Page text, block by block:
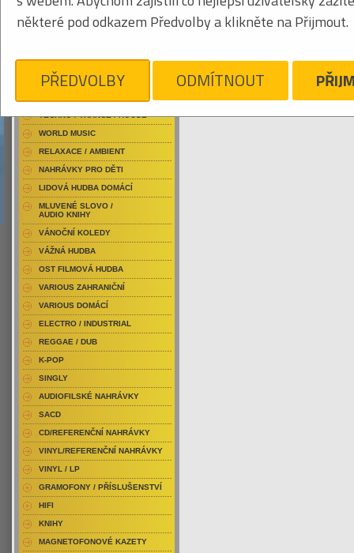
LAŇKA DAVID
Je nám líto, ale pro daný žánr/kategorii
RAP / HIP HOP DOMÁCÍ
RAP / HIP HOP ZAHRANIČNÍ
DVD / HUDBA
PUNK / HARDCORE
TECHNO / TRANCE / HOUSE
WORLD MUSIC
RELAXACE / AMBIENT
NAHRÁVKY PRO DĚTI
LIDOVÁ HUDBA DOMÁCÍ
MLUVENÉ SLOVO /
AUDIO KNIHY
VÁNOČNÍ KOLEDY
VÁŽNÁ HUDBA
OST FILMOVÁ HUDBA
VARIOUS ZAHRANIČNÍ
VARIOUS DOMÁCÍ
ELECTRO / INDUSTRIAL
REGGAE / DUB
K-POP
SINGLY
AUDIOFILSKÉ NAHRÁVKY
SACD
CD/REFERENČNÍ NAHRÁVKY
VINYL/REFERENČNÍ NAHRÁVKY
VINYL / LP
GRAMOFONY / PŘÍSLUŠENSTVÍ
HIFI
KNIHY
MAGNETOFONOVÉ KAZETY
některé pod odkazem Předvolby a klikněte na Přijmout.
PŘEDVOLBY ODMÍTNOUT